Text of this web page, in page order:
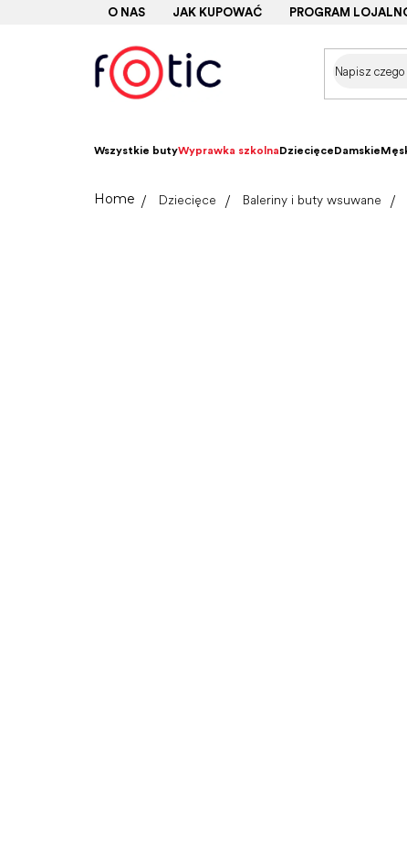
O NAS JAK KUPOWAĆ PROGRAM
Wszystkie butyWyprawka szkolnaDziecięceDamskie
HomeDziecięce Baleriny i buty wsuwane